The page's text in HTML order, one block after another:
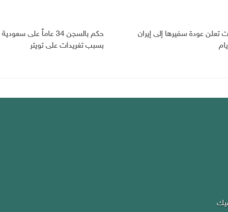
تعلن عودة سفيرها إلى إيران
حكم بالسجن 34 عاماً على سعودية
بسبب تغريدات على تويتر